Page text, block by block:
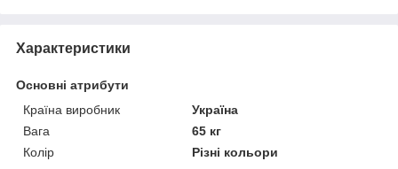
Характеристики
Основні атрибути
Країна виробник
Україна
Вага
65 кг
Колір
Різні кольори